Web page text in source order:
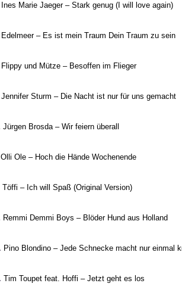
Ines Marie Jaeger – Stark genug (I will love again)
Edelmeer – Es ist mein Traum Dein Traum zu sein
Flippy und Mütze – Besoffen im Flieger
Jennifer Sturm – Die Nacht ist nur für uns gemacht
Jürgen Brosda – Wir feiern überall
Olli Ole – Hoch die Hände Wochenende
Töffi – Ich will Spaß (Original Version)
Remmi Demmi Boys – Blöder Hund aus Holland
Pino Blondino – Jede Schnecke macht nur einmal
Tim Toupet feat. Hoffi – Jetzt geht es los